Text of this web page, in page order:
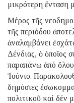
μικρότερη ἔνταση
Μέρος τῆς
τῆς περιόδου
ἀναλαμβάνει
Δένδιας, ὁ ὁποῖος
παραπάνω ἀπό
Ἰούνιο.
δημόσιες
πολιτικοῦ καί δέν